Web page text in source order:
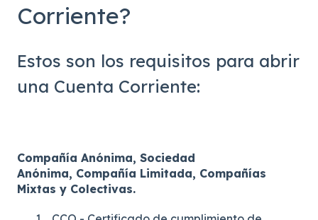
Corriente?
Estos son los requisitos para abrir
una Cuenta Corriente:
Compañía Anónima, Sociedad
Anónima, Compañía Limitada, Compañías
Mixtas y Colectivas.